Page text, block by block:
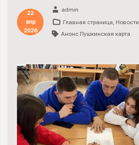
22
апр
2026
admin
Главная страница, Новости
Анонс Пушкинская карта